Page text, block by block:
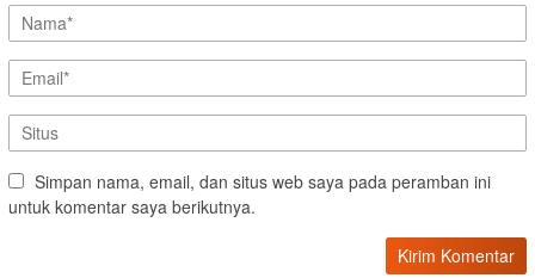
Simpan nama, email, dan situs web saya pada peramban ini
untuk komentar saya berikutnya.